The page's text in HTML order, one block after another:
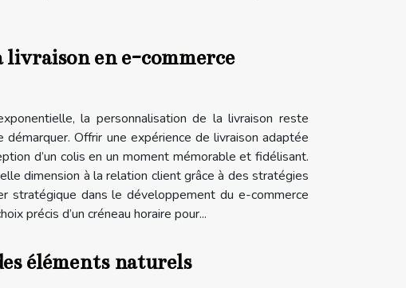
livraison en e-commerce
la personnalisation de la livraison reste
Offrir une expérience de livraison adaptée
d’un colis en un moment mémorable et fidélisant.
dimension à la relation client grâce à des stratégies
stratégique dans le développement du e-commerce
précis d’un créneau horaire pour...
éléments naturels